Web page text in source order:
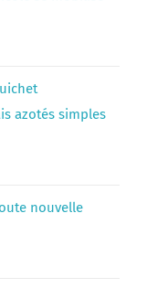
azotés simples
nouvelle